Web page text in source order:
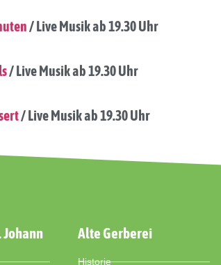
/ Live Musik ab 19.30 Uhr
/ Live Musik ab 19.30 Uhr
/ Live Musik ab 19.30 Uhr
Johann Alte Gerberei
Historie